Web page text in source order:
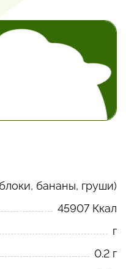
бананы, груши)
45907 Ккал
г
0.2 г